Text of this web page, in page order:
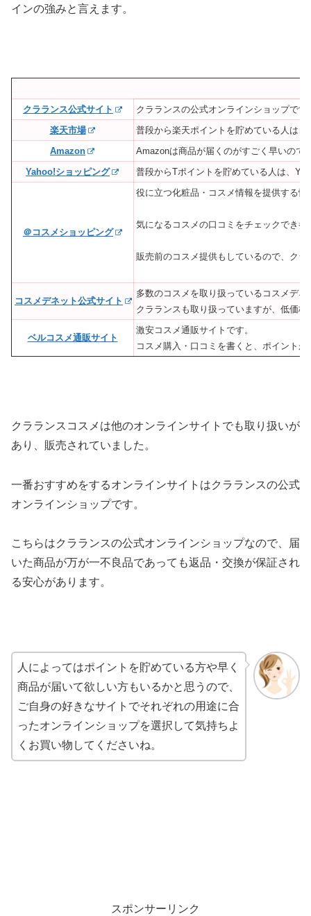
インの強みと言えます。
クラランス公式サイト
クラランスの公式オンラインショップです
楽天市場
普段から楽天ポイントを貯めている人は
Amazon
Amazonは商品が届くのがすごく早いので
Yahoo!ショッピング
普段からTポイントを貯めている人は、
＠コスメショッピング
役に立つ化粧品・コスメ情報を提供する
気になるコスメの口コミをチェックでき
販売前のコスメ提供もしているので、ク
コスメデネット公式サイト
多数のコスメを取り扱っているコスメデネ
クラランスも取り扱っていますが、低価
ベルコスメ通販サイト
激安コスメ通販サイトです。
コスメ購入・口コミを書くと、ポイント
クラランスコスメは他のオンラインサイトでも取り扱いが
あり、販売されていました。
一番おすすめをするオンラインサイトはクラランスの公式
オンラインショップです。
こちらはクラランスの公式オンラインショップなので、届
いた商品が万が一不良品であっても返品・交換が保証され
る安心があります。
人によってはポイントを貯めている方や早く
商品が届いて欲しい方もいるかと思うので、
ご自身の好きなサイトでそれぞれの用途に合
ったオンラインショップを選択して気持ちよ
くお買い物してくださいね。
スポンサーリンク